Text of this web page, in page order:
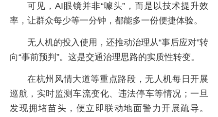
可见，AI眼镜并非“噱头”，而是以技术提升效
率，让群众每少等一分钟，都能多一份便捷体验。
无人机的投入使用，还推动治理从“事后应对”转
向“事前预判”。这是交通治理思路的实质性转变。
在杭州风情大道等重点路段，无人机每日开展
巡航，实时监测车流变化、违法停车等情况；一旦
发现拥堵苗头，便立即联动地面警力开展疏导。